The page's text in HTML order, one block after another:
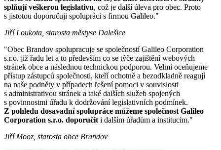
splňují veškerou legislativu, což je další úleva pro obec. Proto
s jistotou doporučuji spolupráci s firmou Galileo."
Jiří Loukota, starosta městyse Dalešice
"Obec Brandov spolupracuje se společností Galileo Corporation
s.r.o. již řadu let a to především co se týče zajištění webových
stránek obce a následnou technickou podporou. Velmi oceňujeme
přístup zástupců společnosti, kteří ochotně a bezodkladně reagují
na naše podněty v případech řešení pomoci v souvislosti
s administrativou stránek a také dalších služeb spojených
s povinnostmi úřadu k dodržování legislativních podmínek.
Z pohledu dosavadní spolupráce můžeme společnost Galileo
Corporation s.r.o. doporučit i dalším úřadům a institucím."
Jiří Mooz, starosta obce Brandov